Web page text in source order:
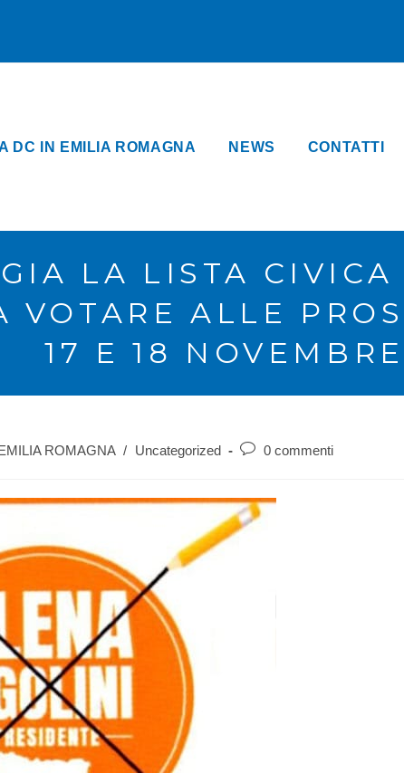
DC IN EMILIA ROMAGNA NEWS CONTATTI
LA LISTA
VOTARE ALLE
17 E 18 NOVEMBRE
ROMAGNA / Uncategorized 0 commenti